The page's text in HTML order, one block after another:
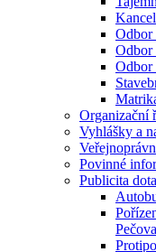
Odbor
Odbor
Odbor
Organizační
Vyhlášky a
Povinné
Publicita